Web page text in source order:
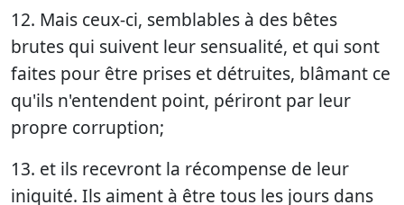
12. Mais ceux-ci, semblables à des bêtes
brutes qui suivent leur sensualité, et qui sont
faites pour être prises et détruites, blâmant ce
qu'ils n'entendent point, périront par leur
propre corruption;
13. et ils recevront la récompense de leur
iniquité. Ils aiment à être tous les jours dans